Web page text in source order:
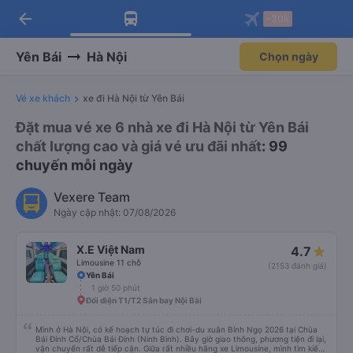
Tải app Vexere ngay!
Nhận ưu đãi thành viên độc
Mở app
Tải app Vexere
-30k/ghế khi đặt vé máy bay qua
Mở app
arrow_back
Yên Bái Hà Nội Chọn ngày
Vé xe khách xe đi Hà Nội từ Yên Bái
Đặt mua vé xe 6 nhà xe đi Hà Nội từ Yên Bái
chất lượng cao và giá vé ưu đãi nhất: 99
chuyến mỗi ngày
Vexere Team
Ngày cập nhật: 07/08/2026
X.E Việt Nam
Limousine 11 chỗ
4.7
(2153 đánh giá)
Yên Bái
1 giờ 50 phút
Đối diện T1/T2 Sân bay Nội Bài
Mình ở Hà Nội, có kế hoạch tự túc đi chơi-du xuân Bính Ngọ 2026 tại Chùa
Bái Đính Cổ/Chùa Bái Đính (Ninh Bình). Bây giờ giao thông, phương tiện đi lại,
vận chuyển rất dễ tiếp cận. Giữa rất nhiều hãng xe Limousine, mình tìm kiếm